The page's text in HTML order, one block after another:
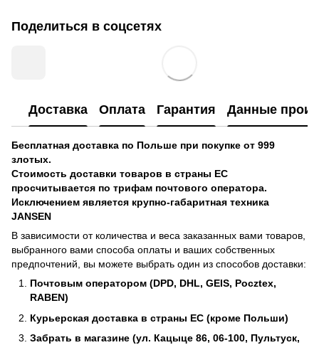
Поделиться в соцсетях
Доставка Оплата Гарантия Данные
Бесплатная доставка по Польше при покупке от 999
злотых.
Стоимость доставки товаров в страны ЕС
просчитывается по трифам почтового оператора.
Исключением является крупно-габаритная техника
JANSEN
В зависимости от количества и веса заказанных вами товаров,
выбранного вами способа оплаты и ваших собственных
предпочтений, вы можете выбрать один из способов доставки:
Почтовым оператором (DPD, DHL, GEIS, Pocztex,
RABEN)
Курьерская доставка в страны ЕС (кроме Польши)
Забрать в магазине (ул. Кацыце 86, 06-100, Пультуск,